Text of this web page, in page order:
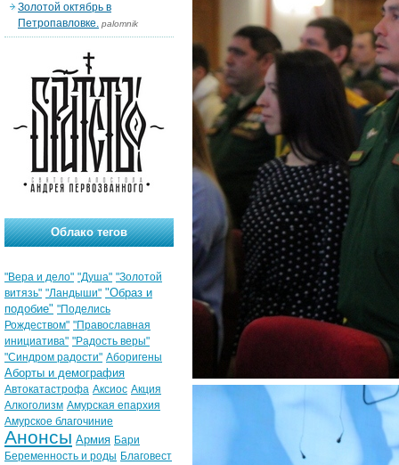
Золотой октябрь в
Петропавловке. palomnik
Облако тегов
"Вера и дело" "Душа" "Золотой
витязь" "Ландыши" "Образ и
подобие" "Поделись
Рождеством" "Православная
инициатива" "Радость веры"
"Синдром радости" Аборигены
Аборты и демография
Автокатастрофа Аксиос Акция
Алкоголизм Амурская епархия
Амурское благочиние
Анонсы Армия Бари
Беременность и роды Благовест